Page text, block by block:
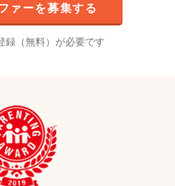
ァーを募集する
録（無料）が必要です